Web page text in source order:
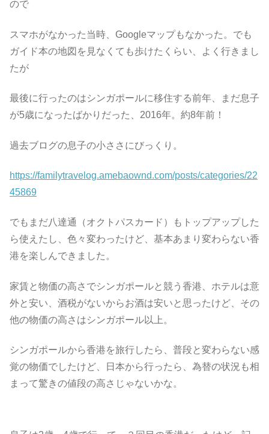
ので
スマホがなかった当時、Googleマップもなかった。でも
ガイド本の地図を見なくても歩けたくらい、よく行きまし
たが
最後に行ったのはシンガポールに移住する前年、まだ息子
が5歳になったばかりだった、2016年。約8年前！
過去ブログの息子の小ささにびっくり。
https://familytravelog.amebaownd.com/posts/categories/22
45869
でもまだ八達通（オクトパスカード）もトップアップした
ら使えたし、色々変わったけど、基本あまり変わらない香
港を楽しんできました。
家賃と物価の高さでシンガポールと競う香港、ホテルは意
外と安い、酒税がないからお酒は安いと思ったけど、その
他の物価の高さはシンガポール以上。
シンガポールから香港を旅行したら、普段と変わらない感
覚の物価でしたけど、日本から行ったら、為替の状況も相
まって驚きの値段の高さじゃないかな。